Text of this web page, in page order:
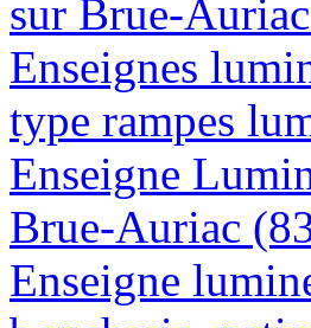
sur Brue-
Enseignes
type rampes
Enseigne
Brue-Auriac
Enseigne